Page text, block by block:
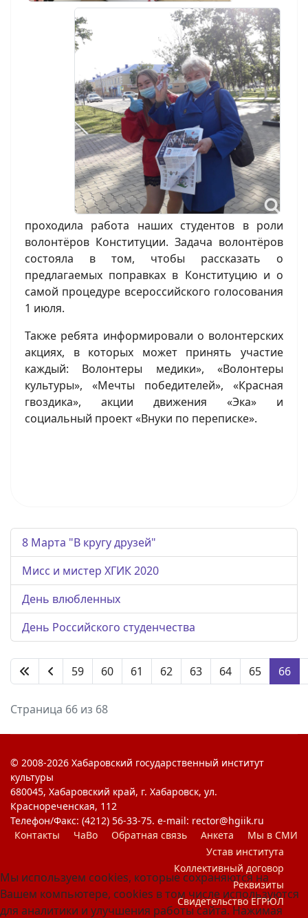
проходила работа наших студентов в роли
волонтёров Конституции. Задача волонтёров
состояла в том, чтобы рассказать о
предлагаемых поправках в Конституцию и о
самой процедуре всероссийского голосования
1 июля.
Также ребята информировали о волонтерских
акциях, в которых может принять участие
каждый: Волонтеры медики», «Волонтеры
культуры», «Мечты победителей», «Красная
гвоздика», акции движения «Эка» и
социальный проект «Внуки по переписке».
8 Марта "В кругу друзей"
Мисс и мистер ХГИК 2020
День влюбленных
День Российского студенчества
59 60 61 62 63 64 65 66
Страница 66 из 68
© 2008-2026 Хабаровский государственный институт
культуры
680045, Хабаровский край, г. Хабаровск, ул.
Краснореченская, 112
Телефон/Факс: (4212) 56-33-75. e-mail: rector@hgiik.ru
Контакты
ЧаВо Обратная связь Анкета
Мы в СМИ
Устав института
Коллективный договор
Реквизиты
Свидетельство ЕГРЮЛ
Мы используем cookies, которые сохраняются на
Вашем компьютере, cookies в том числе используются
для аналитики и улучшения работы сайта. Нажимая